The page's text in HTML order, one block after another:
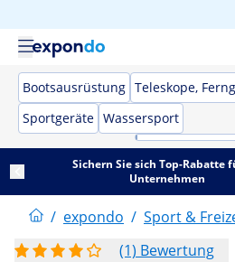
Bootsausrüstung Teleskope,
Sportgeräte Wassersport
Sichern Sie sich Top-Rabatte
Unternehmen
/ expondo / Sport &
(1) Bewertung